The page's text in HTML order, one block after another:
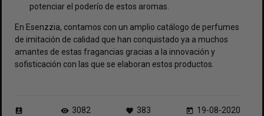
potenciar el poderío de estos aromas.
En Esenzzia, contamos con un amplio catálogo de perfumes
de imitación de calidad que han conquistado ya a muchos
amantes de estas fragancias gracias a la innovación y
sofisticación con las que se elaboran estos productos.
perm_contact_calendar visibility 3082 favorite 383 today 19-08-2020